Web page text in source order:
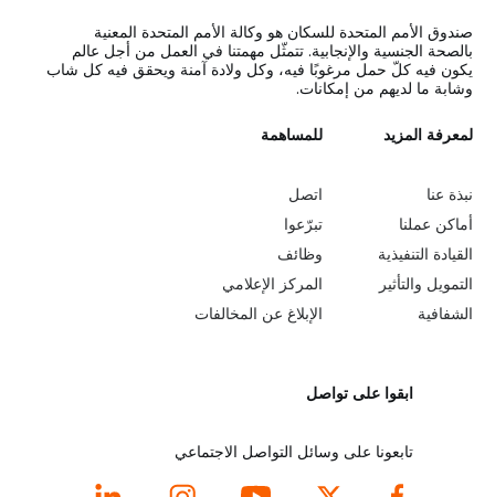
صندوق الأمم المتحدة للسكان هو وكالة الأمم المتحدة المعنية
بالصحة الجنسية والإنجابية. تتمثّل مهمتنا في العمل من أجل عالم
يكون فيه كلّ حمل مرغوبًا فيه، وكل ولادة آمنة ويحقق فيه كل شاب
وشابة ما لديهم من إمكانات.
L
e
a
r
n
لمعرفة المزيد
نبذة عنا
أماكن عملنا
القيادة التنفيذية
التمويل والتأثير
الشفافية
G
o
b
e
y
n
d
للمساهمة
اتصل
تبرّعوا
وظائف
المركز الإعلامي
الإبلاغ عن المخالفات
ابقوا على تواصل
تابعونا على وسائل التواصل الاجتماعي